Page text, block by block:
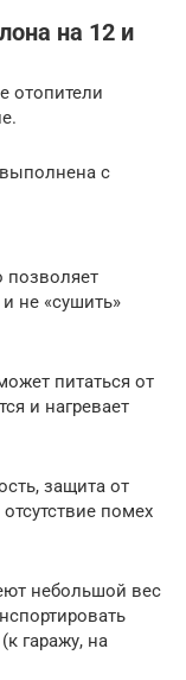
на 12 и
отопители
с
позволяет
не «сушить»
питаться от
и нагревает
защита от
помех
небольшой вес
гаражу, на